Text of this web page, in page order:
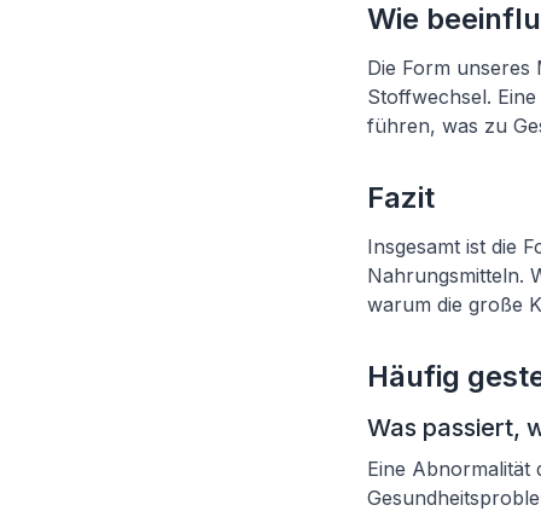
Wie
Die Form unseres
Stoffwechsel.
führen, was zu
Fazit
Insgesamt ist die
Nahrungsmitteln.
warum die große
Häufig
Was passiert,
Eine